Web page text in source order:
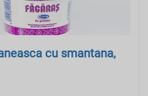
cu smantana,